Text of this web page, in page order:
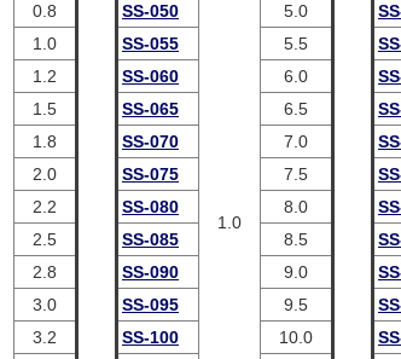
0.8
1.0
1.2
1.5
1.8
2.0
2.2
2.5
2.8
3.0
3.2
1.0
SS-050
5.0
SS-055
5.5
SS-060
6.0
SS-065
6.5
SS-070
7.0
SS-075
7.5
SS-080
8.0
SS-085
8.5
SS-090
9.0
SS-095
9.5
SS-100
10.0